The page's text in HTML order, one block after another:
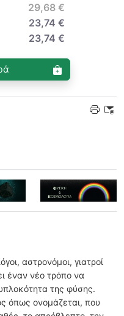
29,68 €
23,74 €
23,74 €
αστρονόμοι, γιατροί
έναν νέο τρόπο να
της φύσης.
όπως ονομάζεται, που